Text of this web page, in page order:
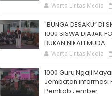
Warta Lintas Media
"BUNGA DESAKU” DI
1000 SISWA DIAJAK
BUKAN NIKAH MUDA
Warta Lintas Media
1000 Guru Ngaji
Jembatan Informasi
Pemkab Jember